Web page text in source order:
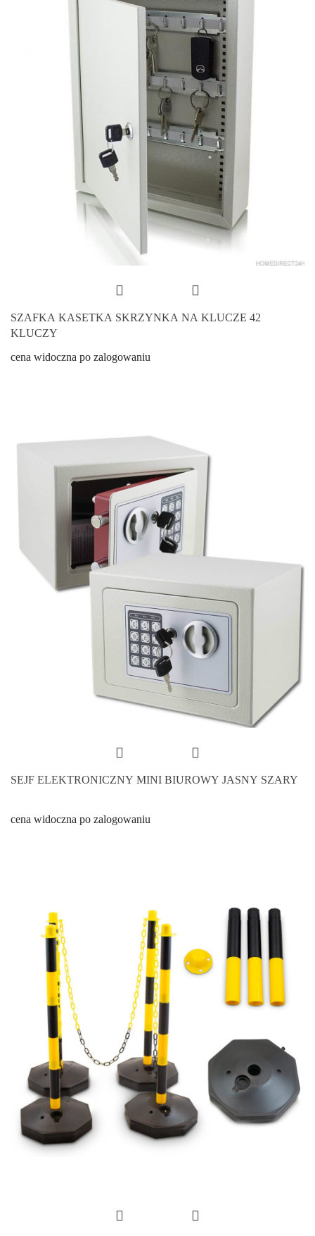
SZAFKA KASETKA SKRZYNKA NA KLUCZE 42
KLUCZY
cena widoczna po zalogowaniu
SEJF ELEKTRONICZNY MINI BIUROWY JASNY SZARY
cena widoczna po zalogowaniu